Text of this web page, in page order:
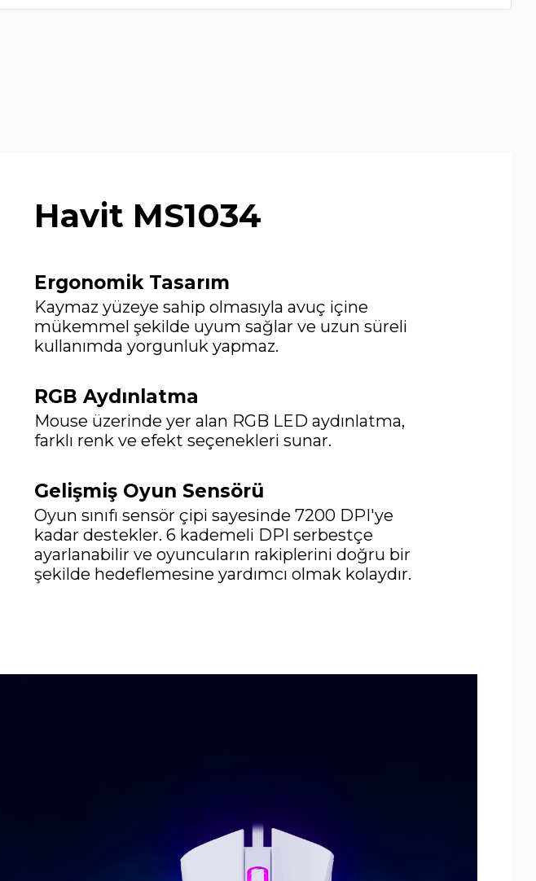
Havit MS1034
Ergonomik Tasarım
Kaymaz yüzeye sahip olmasıyla avuç içine
mükemmel şekilde uyum sağlar ve uzun süreli
kullanımda yorgunluk yapmaz.
RGB Aydınlatma
Mouse üzerinde yer alan RGB LED aydınlatma,
farklı renk ve efekt seçenekleri sunar.
Gelişmiş Oyun Sensörü
Oyun sınıfı sensör çipi sayesinde 7200 DPI'ye
kadar destekler. 6 kademeli DPI serbestçe
ayarlanabilir ve oyuncuların rakiplerini doğru bir
şekilde hedeflemesine yardımcı olmak kolaydır.